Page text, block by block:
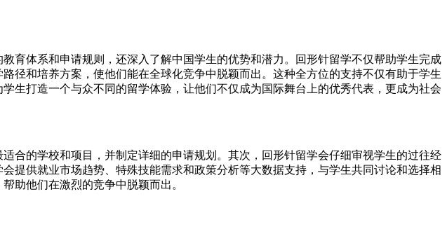
体系和申请规则，还深入了解中国学生的优势和潜力。回形针留学不仅帮助学生完成
径和培养方案，使他们能在全球化竞争中脱颖而出。这种全方位的支持不仅有助于学生
生打造一个与众不同的留学体验，让他们不仅成为国际舞台上的优秀代表，更成为社会
的学校和项目，并制定详细的申请规划。其次，回形针留学会仔细审视学生的过往经
提供就业市场趋势、特殊技能需求和政策分析等大数据支持，与学生共同讨论和选择相
助他们在激烈的竞争中脱颖而出。